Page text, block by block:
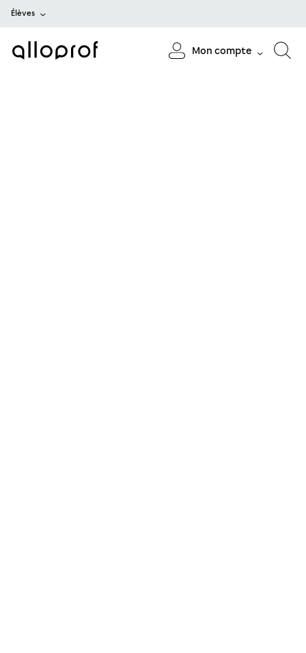
Élèves
Mon compte